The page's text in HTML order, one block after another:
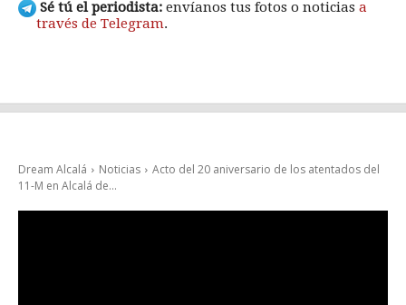
Sé tú el periodista: envíanos tus fotos o noticias a
través de Telegram.